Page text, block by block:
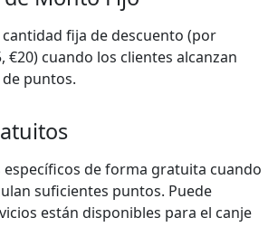
fija de descuento (por
€20) cuando los clientes alcanzan
puntos.
específicos de forma gratuita cuando
suficientes puntos. Puede
están disponibles para el canje